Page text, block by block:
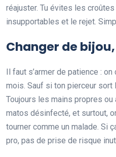
réajuster. Tu évites les
insupportables et le rejet.
Changer de
Il faut s’armer de patience :
mois. Sauf si ton pierceur sort
Toujours les mains propres
matos désinfecté, et surtout,
tourner comme un malade. Si
pro, pas de prise de risque